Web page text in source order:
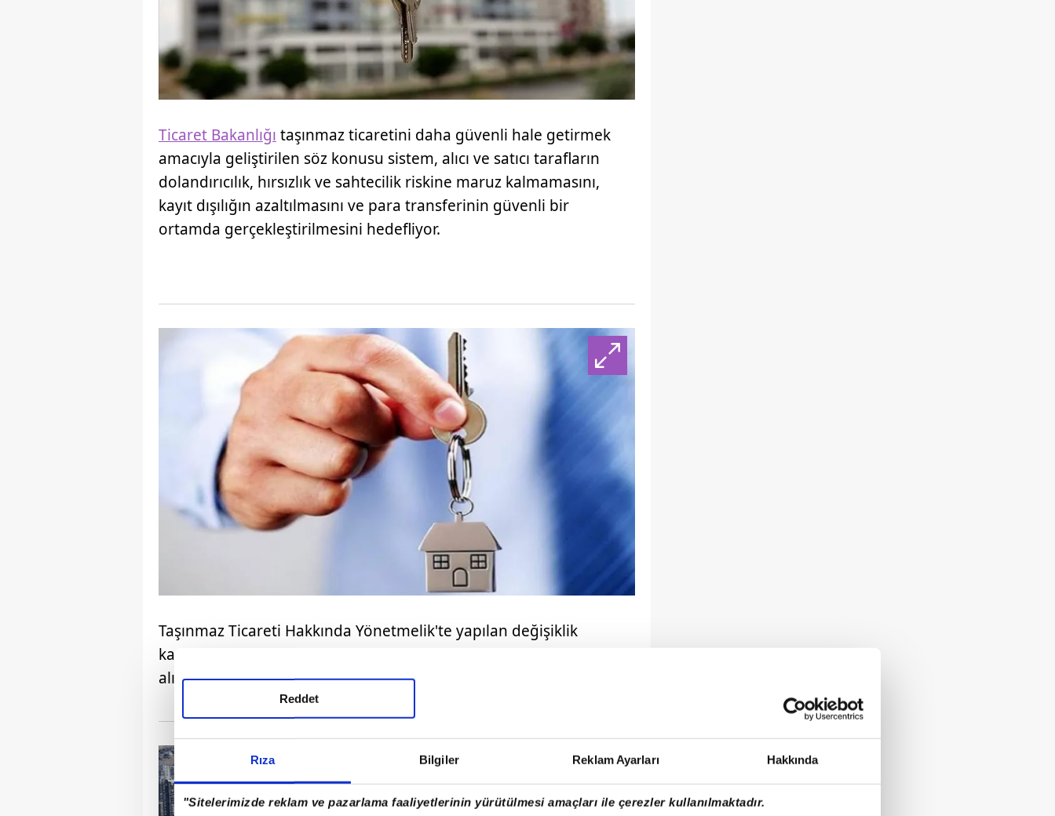
Rıza Bilgiler Reklam Ayarları Hakkında
"Sitelerimizde reklam ve pazarlama faaliyetlerinin yürütülmesi amaçları ile çerezler kullanılmaktadır.
Reddet
Ticaret Bakanlığı taşınmaz ticaretini daha güvenli hale getirmek
amacıyla geliştirilen söz konusu sistem, alıcı ve satıcı tarafların
dolandırıcılık, hırsızlık ve sahtecilik riskine maruz kalmamasını,
kayıt dışılığın azaltılmasını ve para transferinin güvenli bir
ortamda gerçekleştirilmesini hedefliyor.
Taşınmaz Ticareti Hakkında Yönetmelik'te yapılan değişiklik
kapsamında sistemin 1 Temmuz'da zorunlu olarak devreye
alınması öngörülüyordu.